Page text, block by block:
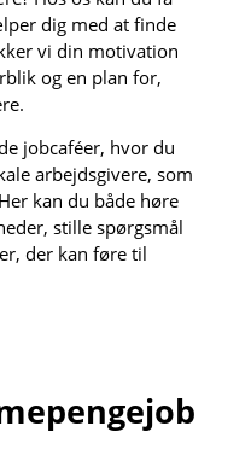
dig med at finde
vi din motivation
og en plan for,
jobcaféer, hvor du
arbejdsgivere, som
kan du både høre
stille spørgsmål
der kan føre til